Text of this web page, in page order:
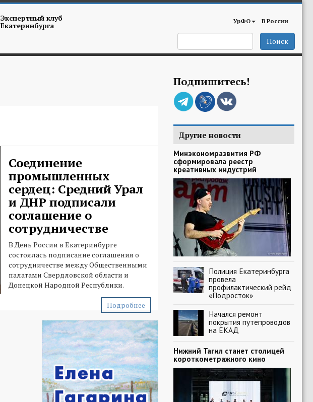
Экспертный клуб
Екатеринбурга УрФО В России
Поиск
Соединение
промышленных
сердец: Средний Урал
и ДНР подписали
соглашение о
сотрудничестве
В День России в Екатеринбурге
состоялась подписание соглашения о
сотрудничестве между Общественными
палатами Свердловской области и
Донецкой Народной Республики.
Подробнее
Подпишитесь!
Другие новости
Минэкономразвития РФ
сформировала реестр
креативных индустрий
Полиция Екатеринбурга
провела
профилактический рейд
«Подросток»
Начался ремонт
покрытия путепроводов
на ЕКАД
Нижний Тагил станет столицей
короткометражного кино